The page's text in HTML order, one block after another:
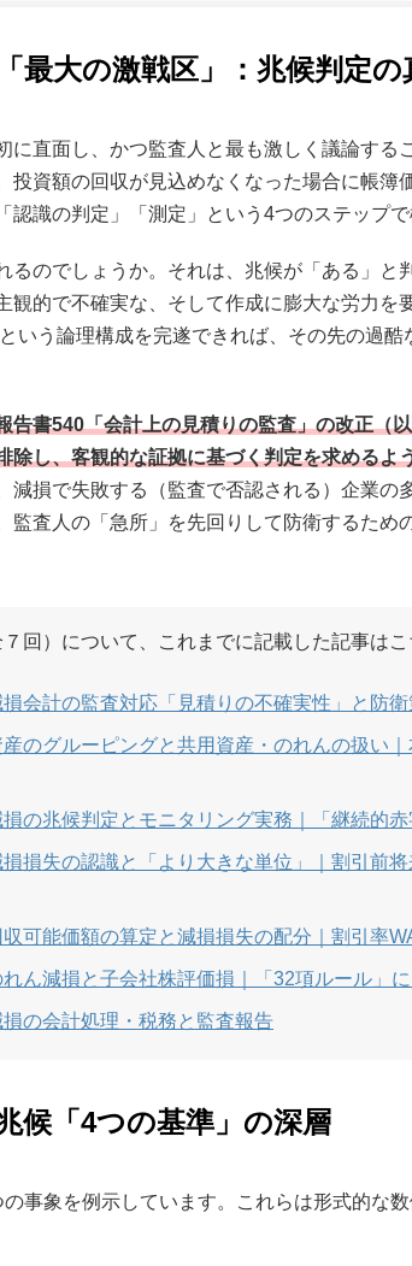
最大の激戦区」：兆候判定の
に直面し、かつ監査人と最も激しく議論する
投資額の回収が見込めなくなった場合に帳簿
識の判定」「測定」という4つのステップで
のでしょうか。それは、兆候が「ある」と
観的で不確実な、そして作成に膨大な労力を
いう論理構成を完遂できれば、その先の過
告書540「会計上の見積りの監査」の改正（
し、客観的な証拠に基づく判定を求めるよ
減損で失敗する（監査で否認される）企業の
監査人の「急所」を先回りして防衛するため
回）について、これまでに記載した記事はこ
会計の監査対応「見積りの不確実性」と防衛
のグルーピングと共用資産・のれんの扱い
の兆候判定とモニタリング実務｜「継続的
損失の認識と「より大きな単位」｜割引前
可能価額の算定と減損損失の配分｜割引率
ん減損と子会社株評価損｜「32項ルール」
の会計処理・税務と監査報告
候「4つの基準」の深層
事象を例示しています。これらは形式的な